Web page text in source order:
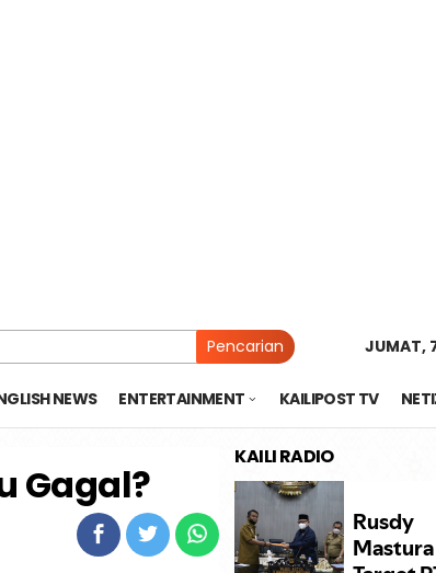
Pencarian JUMAT,
NEWS ENTERTAINMENT KAILIPOST TV
Gagal?
KAILI RADIO